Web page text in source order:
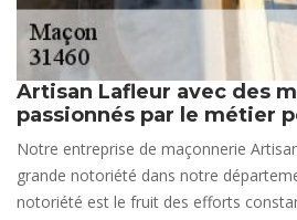
Artisan Lafleur avec des
passionnés par le métier
Notre entreprise de maçonnerie
grande notoriété dans notre
notoriété est le fruit des efforts